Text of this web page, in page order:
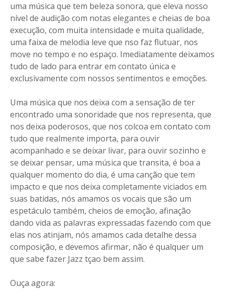
uma música que tem beleza sonora, que eleva nosso
nível de audição com notas elegantes e cheias de boa
execução, com muita intensidade e muita qualidade,
uma faixa de melodia leve que nso faz flutuar, nos
move no tempo e no espaço. Imediatamente deixamos
tudo de lado para entrar em contato única e
exclusivamente com nossos sentimentos e emoções.
Uma música que nos deixa com a sensação de ter
encontrado uma sonoridade que nos representa, que
nos deixa poderosos, que nos colcoa em contato com
tudo que realmente importa, para ouvir
acompanhado e se deixar livar, para ouvir sozinho e
se deixar pensar, uma música que transita, é boa a
qualquer momento do dia, é uma canção que tem
impacto e que nos deixa completamente viciados em
suas batidas, nós amamos os vocais que são um
espetáculo também, cheios de emoção, afinação
dando vida as palavras expressadas fazendo com que
elas nos atinjam, nós amamos cada detalhe dessa
composição, e devemos afirmar, não é qualquer um
que sabe fazer Jazz tçao bem assim.
Ouça agora: